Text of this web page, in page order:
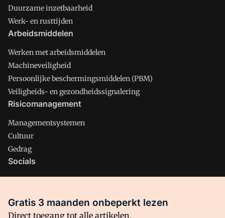
Duurzame inzetbaarheid
Werk- en rusttijden
Arbeidsmiddelen
Werken met arbeidsmiddelen
Machineveiligheid
Persoonlijke beschermingsmiddelen (PBM)
Veiligheids- en gezondheidssignalering
Risicomanagement
Managementsystemen
Cultuur
Gedrag
Socials
Facebook
Gratis 3 maanden onbeperkt lezen
Direct toegang tot alle artikelen,